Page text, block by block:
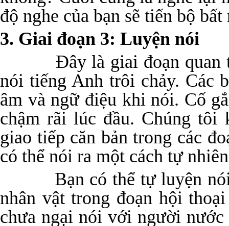
độ nghe của bạn sẽ tiến bộ bất
3. Giai đoạn 3: Luyện nói
Đây là giai đoạn quan
nói tiếng Anh trôi chảy. Các
âm và ngữ điệu khi nói. Cố
chậm rãi lúc đầu. Chúng tôi
giao tiếp căn bản trong các
có thể nói ra một cách tự
Bạn có thể tự luyện nói
nhân vật trong đoạn hội
chưa ngại nói với người